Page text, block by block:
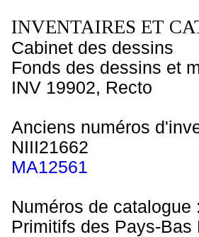
INVENTAIRES ET
Cabinet des dessins
Fonds des dessins et
INV 19902, Recto
Anciens numéros
NIII21662
MA12561
Numéros de catalogue
Primitifs des Pays-Bas